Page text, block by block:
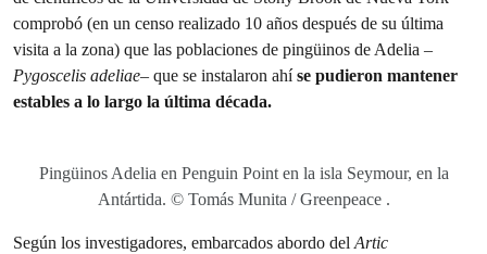
comprobó (en un censo realizado 10 años después de su última
visita a la zona) que las poblaciones de pingüinos de Adelia –
Pygoscelis adeliae– que se instalaron ahíse pudieron mantener
estables a lo largo la última década.
Pingüinos Adelia en Penguin Point en la isla Seymour, en la
Antártida. © Tomás Munita / Greenpeace .
Según los investigadores, embarcados abordo delArtic